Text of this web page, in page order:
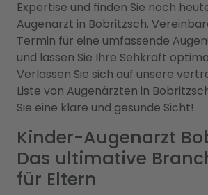
Expertise und finden Sie noch
Augenarzt in Bobritzsch.
Termin für eine umfassende
und lassen Sie Ihre Sehkraft
Verlassen Sie sich auf unsere
Liste von Augenärzten in
Sie eine klare und gesunde Sicht!
Kinder-Augenarzt
Das ultimative
für Eltern